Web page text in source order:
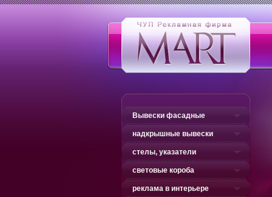
Вывески фасадные
надкрышные вывески
стелы, указатели
световые короба
реклама в интерьере